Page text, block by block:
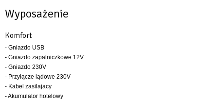
Wyposażenie
Komfort
- Gniazdo USB
- Gniazdo zapalniczkowe 12V
- Gniazdo 230V
- Przyłącze lądowe 230V
- Kabel zasilajacy
- Akumulator hotelowy